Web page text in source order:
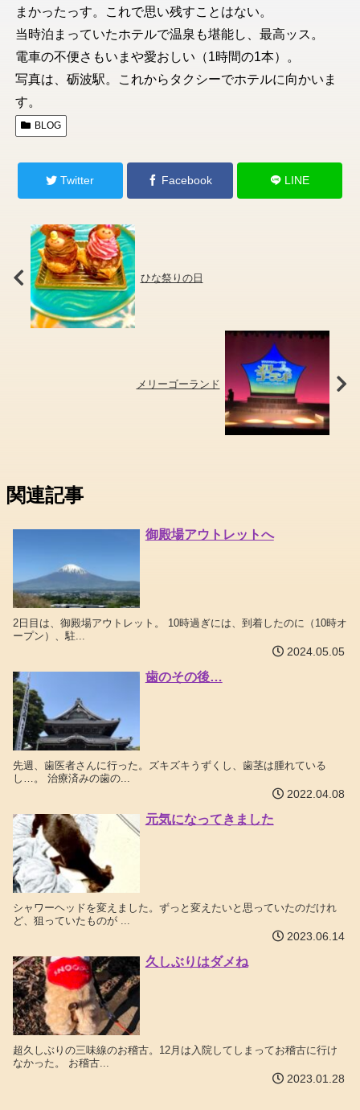
まかったっす。これで思い残すことはない。
当時泊まっていたホテルで温泉も堪能し、最高ッス。
電車の不便さもいまや愛おしい（1時間の1本）。
写真は、砺波駅。これからタクシーでホテルに向かいま
す。
BLOG
Twitter Facebook LINE
ひな祭りの日
メリーゴーランド
関連記事
御殿場アウトレットへ
2日目は、御殿場アウトレット。 10時過ぎには、到着したのに（10時オ
ープン）、駐...
2024.05.05
歯のその後…
先週、歯医者さんに行った。ズキズキうずくし、歯茎は腫れている
し…。 治療済みの歯の...
2022.04.08
元気になってきました
シャワーヘッドを変えました。ずっと変えたいと思っていたのだけれ
ど、狙っていたものが ...
2023.06.14
久しぶりはダメね
超久しぶりの三味線のお稽古。12月は入院してしまってお稽古に行け
なかった。 お稽古...
2023.01.28